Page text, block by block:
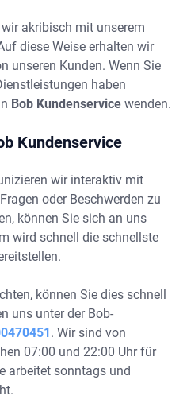
akribisch mit unserem
diese Weise erhalten wir
unseren Kunden. Wenn Sie
haben
Bob Kundenservice wenden.
Kundenservice
wir interaktiv mit
oder Beschwerden zu
können Sie sich an uns
wird schnell die schnellste
können Sie dies schnell
uns unter der Bob-
. Wir sind von
07:00 und 22:00 Uhr für
arbeitet sonntags und